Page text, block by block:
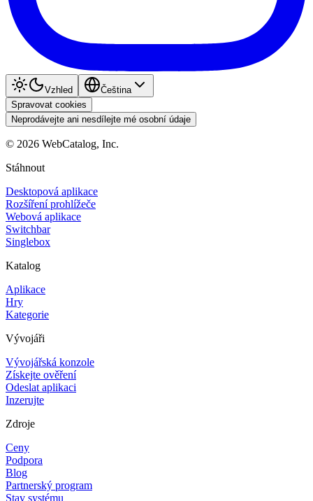
Vzhled
Čeština
Spravovat cookies
Neprodávejte ani nesdílejte mé osobní údaje
© 2026 WebCatalog, Inc.
Stáhnout
Desktopová aplikace
Rozšíření prohlížeče
Webová aplikace
Switchbar
Singlebox
Katalog
Aplikace
Hry
Kategorie
Vývojáři
Vývojářská konzole
Získejte ověření
Odeslat aplikaci
Inzerujte
Zdroje
Ceny
Podpora
Blog
Partnerský program
Stav systému